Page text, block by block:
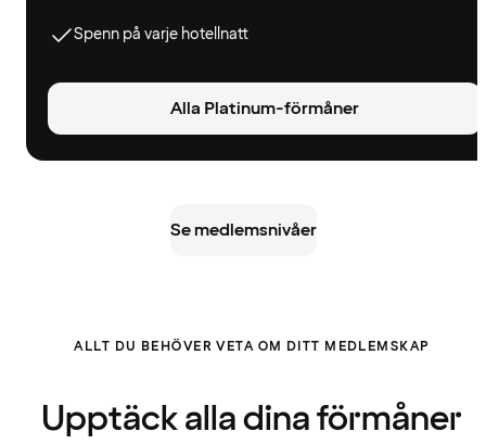
Spenn på varje hotellnatt
Alla Platinum-förmåner
Se medlemsnivåer
ALLT DU BEHÖVER VETA OM DITT MEDLEMSKAP
Upptäck alla dina förmåner